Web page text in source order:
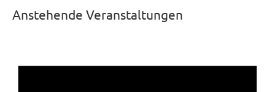
Anstehende Veranstaltungen